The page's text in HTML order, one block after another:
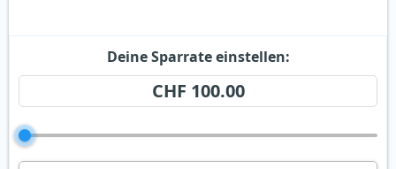
Deine Sparrate einstellen:
CHF 100.00